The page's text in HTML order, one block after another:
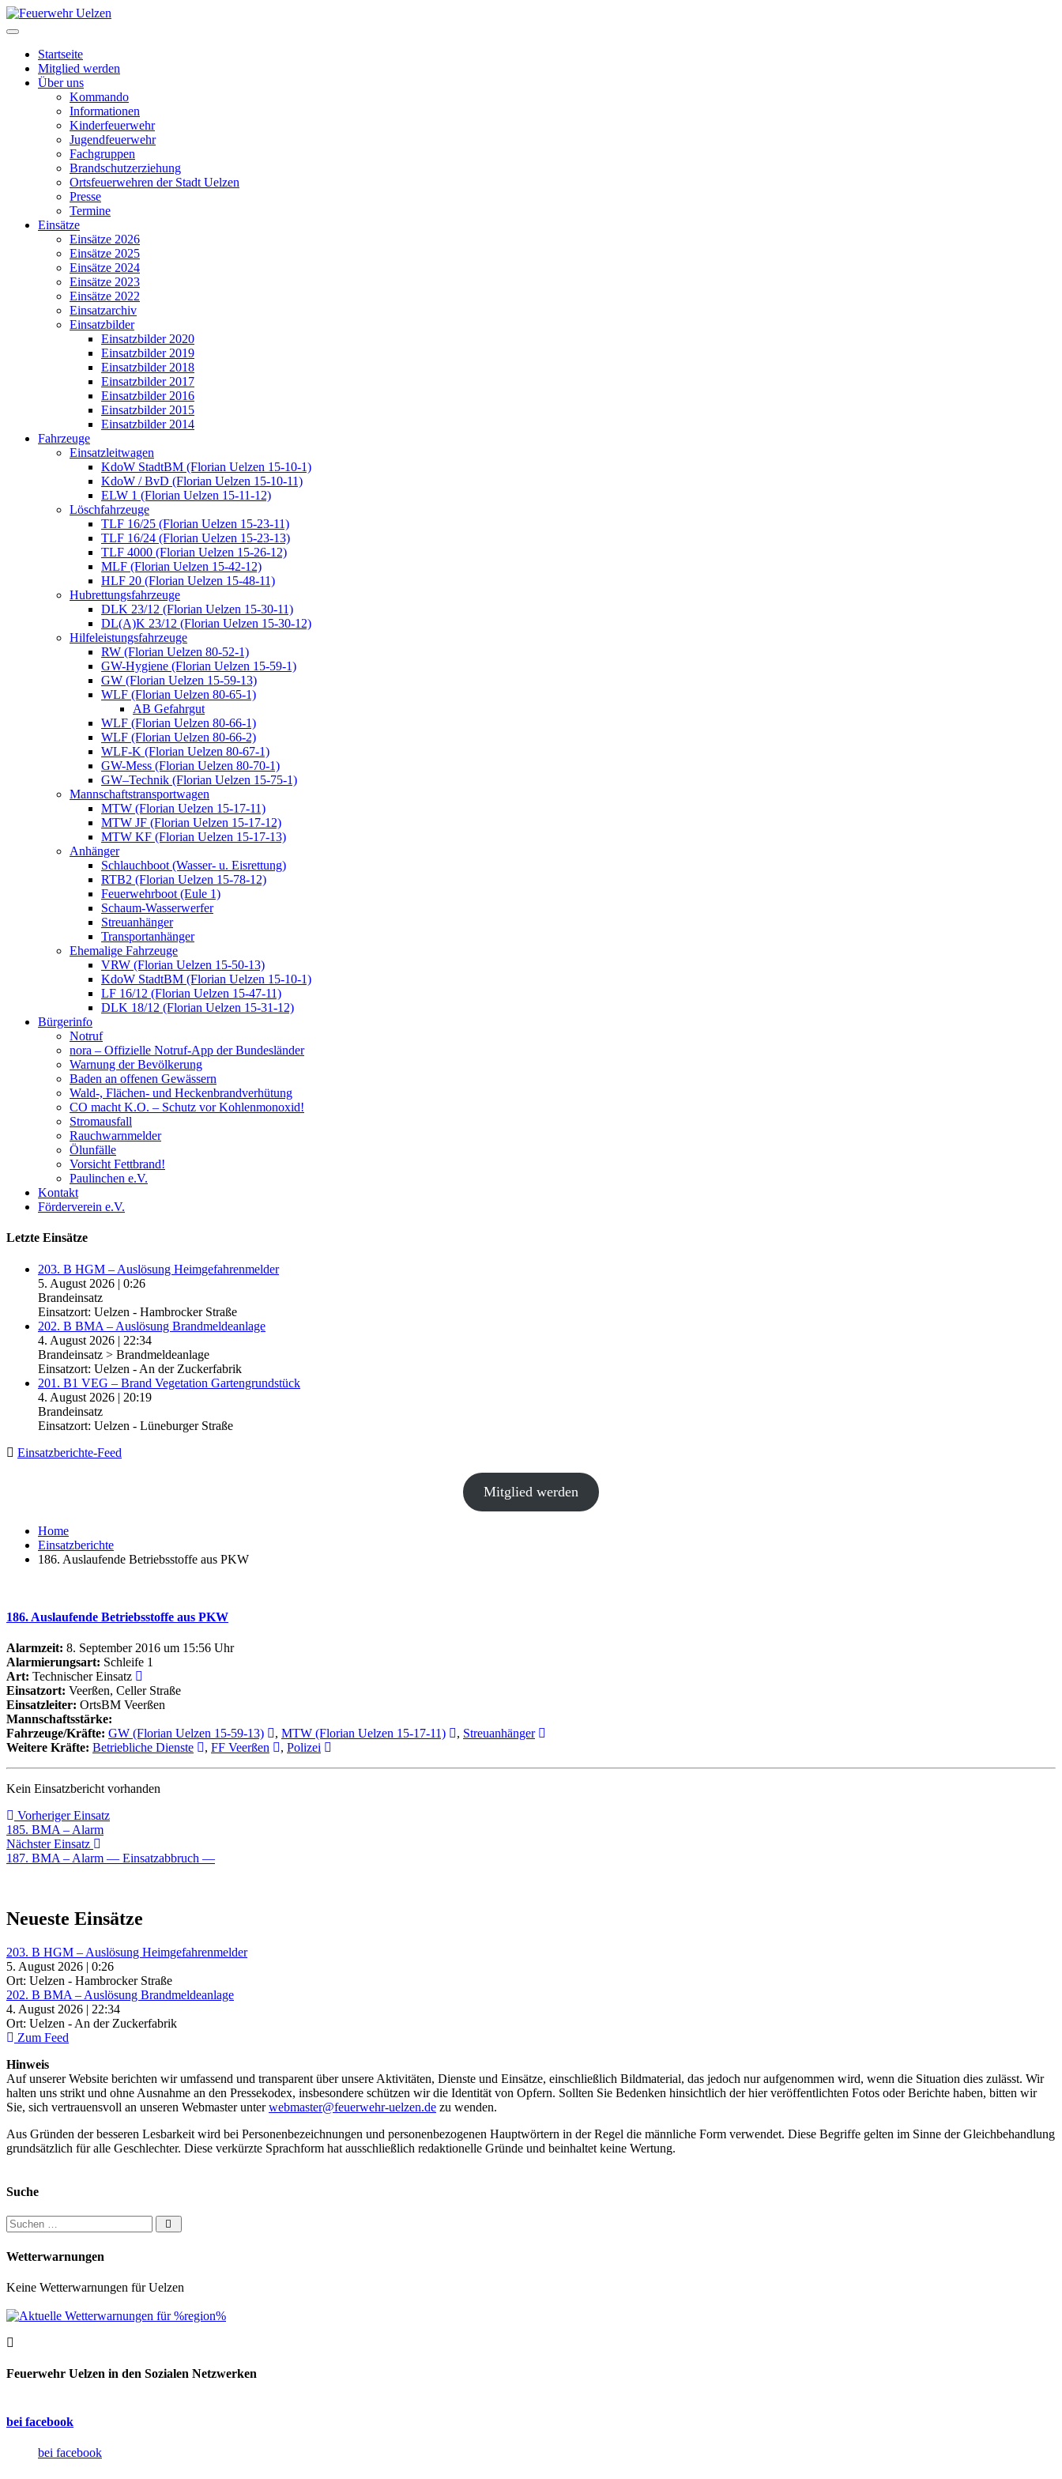
Startseite
Mitglied werden
Über uns
Kommando
Informationen
Kinderfeuerwehr
Jugendfeuerwehr
Fachgruppen
Brandschutzerziehung
Ortsfeuerwehren der Stadt Uelzen
Presse
Termine
Einsätze
Einsätze 2026
Einsätze 2025
Einsätze 2024
Einsätze 2023
Einsätze 2022
Einsatzarchiv
Einsatzbilder
Einsatzbilder 2020
Einsatzbilder 2019
Einsatzbilder 2018
Einsatzbilder 2017
Einsatzbilder 2016
Einsatzbilder 2015
Einsatzbilder 2014
Fahrzeuge
Einsatzleitwagen
KdoW StadtBM (Florian Uelzen 15-10-1)
KdoW / BvD (Florian Uelzen 15-10-11)
ELW 1 (Florian Uelzen 15-11-12)
Löschfahrzeuge
TLF 16/25 (Florian Uelzen 15-23-11)
TLF 16/24 (Florian Uelzen 15-23-13)
TLF 4000 (Florian Uelzen 15-26-12)
MLF (Florian Uelzen 15-42-12)
HLF 20 (Florian Uelzen 15-48-11)
Hubrettungsfahrzeuge
DLK 23/12 (Florian Uelzen 15-30-11)
DL(A)K 23/12 (Florian Uelzen 15-30-12)
Hilfeleistungsfahrzeuge
RW (Florian Uelzen 80-52-1)
GW-Hygiene (Florian Uelzen 15-59-1)
GW (Florian Uelzen 15-59-13)
WLF (Florian Uelzen 80-65-1)
AB Gefahrgut
WLF (Florian Uelzen 80-66-1)
WLF (Florian Uelzen 80-66-2)
WLF-K (Florian Uelzen 80-67-1)
GW-Mess (Florian Uelzen 80-70-1)
GW–Technik (Florian Uelzen 15-75-1)
Mannschaftstransportwagen
MTW (Florian Uelzen 15-17-11)
MTW JF (Florian Uelzen 15-17-12)
MTW KF (Florian Uelzen 15-17-13)
Anhänger
Schlauchboot (Wasser- u. Eisrettung)
RTB2 (Florian Uelzen 15-78-12)
Feuerwehrboot (Eule 1)
Schaum-Wasserwerfer
Streuanhänger
Transportanhänger
Ehemalige Fahrzeuge
VRW (Florian Uelzen 15-50-13)
KdoW StadtBM (Florian Uelzen 15-10-1)
LF 16/12 (Florian Uelzen 15-47-11)
DLK 18/12 (Florian Uelzen 15-31-12)
Bürgerinfo
Notruf
nora – Offizielle Notruf-App der Bundesländer
Warnung der Bevölkerung
Baden an offenen Gewässern
Wald-, Flächen- und Heckenbrandverhütung
CO macht K.O. – Schutz vor Kohlenmonoxid!
Stromausfall
Rauchwarnmelder
Ölunfälle
Vorsicht Fettbrand!
Paulinchen e.V.
Kontakt
Förderverein e.V.
Letzte Einsätze
203. B HGM – Auslösung Heimgefahrenmelder
5. August 2026 | 0:26
Brandeinsatz
Einsatzort: Uelzen - Hambrocker Straße
202. B BMA – Auslösung Brandmeldeanlage
4. August 2026 | 22:34
Brandeinsatz > Brandmeldeanlage
Einsatzort: Uelzen - An der Zuckerfabrik
201. B1 VEG – Brand Vegetation Gartengrundstück
4. August 2026 | 20:19
Brandeinsatz
Einsatzort: Uelzen - Lüneburger Straße
Einsatzberichte-Feed
Mitglied werden
Home
Einsatzberichte
186. Auslaufende Betriebsstoffe aus PKW
186. Auslaufende Betriebsstoffe aus PKW
Alarmzeit: 8. September 2016 um 15:56 Uhr
Alarmierungsart: Schleife 1
Art: Technischer Einsatz
Einsatzort: Veerßen, Celler Straße
Einsatzleiter: OrtsBM Veerßen
Mannschaftsstärke:
Fahrzeuge/Kräfte: GW (Florian Uelzen 15-59-13) , MTW (Florian Uelzen 15-17-11) , Streuanhänger
Weitere Kräfte: Betriebliche Dienste , FF Veerßen , Polizei
Kein Einsatzbericht vorhanden
Beitragsnavigation
Vorheriger EinsatzVorheriger
185. BMA – Alarm
Nächster Einsatz
Einsatz:
187. BMA – Alarm — Einsatzabbruch —
Neueste Einsätze
203. B HGM – Auslösung Heimgefahrenmelder
5. August 2026 | 0:26
Ort: Uelzen - Hambrocker Straße
202. B BMA – Auslösung Brandmeldeanlage
4. August 2026 | 22:34
Ort: Uelzen - An der Zuckerfabrik
Zum Feed
Hinweis
Auf unserer Website berichten wir umfassend und transparent über unsere Aktivitäten, Dienste und Einsätze, einschließlich Bildmaterial, das jedoch nur aufgenommen wird, wenn die Situation dies zulässt. Wir
halten uns strikt und ohne Ausnahme an den Pressekodex, insbesondere schützen wir die Identität von Opfern. Sollten Sie Bedenken hinsichtlich der hier veröffentlichten Fotos oder Berichte haben, bitten wir
Sie, sich vertrauensvoll an unseren Webmaster unterwebmaster@feuerwehr-uelzen.de zu wenden.
Aus Gründen der besseren Lesbarkeit wird bei Personenbezeichnungen und personenbezogenen Hauptwörtern in der Regel die männliche Form verwendet. Diese Begriffe gelten im Sinne der Gleichbehandlung
grundsätzlich für alle Geschlechter. Diese verkürzte Sprachform hat ausschließlich redaktionelle Gründe und beinhaltet keine Wertung.
Suche
Suchen nach:
Wetterwarnungen
Keine Wetterwarnungen für Uelzen
Feuerwehr Uelzen in den Sozialen Netzwerken
bei facebook
bei facebook